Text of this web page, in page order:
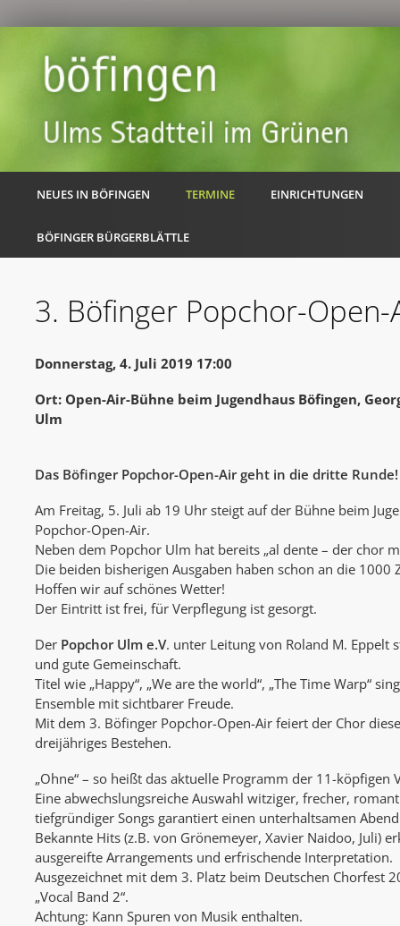
NEUES IN BÖFINGEN TERMINE EINRICHTUNGEN
BÖFINGER BÜRGERBLÄTTLE
3. Böfinger Popchor-Open-
Donnerstag, 4. Juli 2019 17:00
Ort: Open-Air-Bühne beim Jugendhaus Böfingen,
Ulm
Das Böfinger Popchor-Open-Air geht in die dritte Runde!
Am Freitag, 5. Juli ab 19 Uhr steigt auf der Bühne beim
Popchor-Open-Air.
Neben dem Popchor Ulm hat bereits „al dente – der chor
Die beiden bisherigen Ausgaben haben schon an die 1000
Hoffen wir auf schönes Wetter!
Der Eintritt ist frei, für Verpflegung ist gesorgt.
Der Popchor Ulm e.V. unter Leitung von Roland M. Eppelt
und gute Gemeinschaft.
Titel wie „Happy“, „We are the world“, „The Time Warp“
Ensemble mit sichtbarer Freude.
Mit dem 3. Böfinger Popchor-Open-Air feiert der Chor
dreijähriges Bestehen.
„Ohne“ – so heißt das aktuelle Programm der 11-köpfigen
Eine abwechslungsreiche Auswahl witziger, frecher,
tiefgründiger Songs garantiert einen unterhaltsamen
Bekannte Hits (z.B. von Grönemeyer, Xavier Naidoo, Juli)
ausgereifte Arrangements und erfrischende Interpretation.
Ausgezeichnet mit dem 3. Platz beim Deutschen Chorfest
„Vocal Band 2“.
Achtung: Kann Spuren von Musik enthalten.